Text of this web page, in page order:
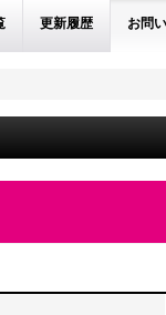
更新履歴 お問